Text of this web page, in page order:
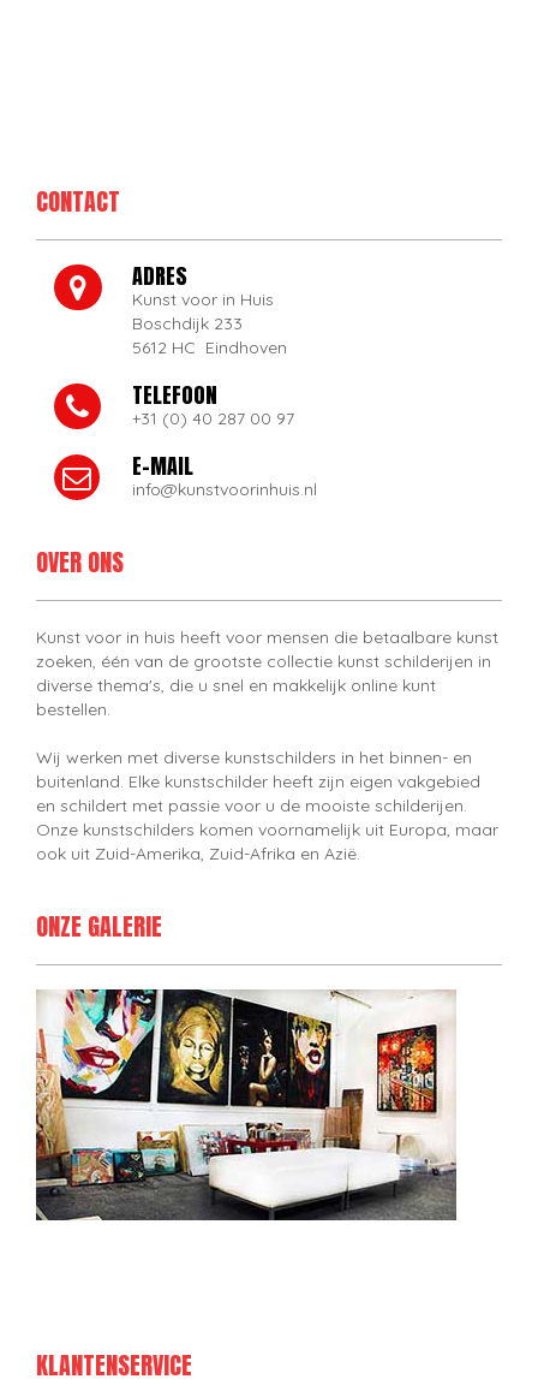
CONTACT
ADRES
Kunst voor in Huis
Boschdijk 233
5612 HC Eindhoven
TELEFOON
+31 (0) 40 287 00 97
E-MAIL
info@kunstvoorinhuis.nl
OVER ONS
Kunst voor in huis heeft voor mensen die betaalbare kunst
zoeken, één van de grootste collectie kunst schilderijen in
diverse thema's, die u snel en makkelijk online kunt
bestellen.
Wij werken met diverse kunstschilders in het binnen- en
buitenland. Elke kunstschilder heeft zijn eigen vakgebied
en schildert met passie voor u de mooiste schilderijen.
Onze kunstschilders komen voornamelijk uit Europa, maar
ook uit Zuid-Amerika, Zuid-Afrika en Azië.
ONZE GALERIE
KLANTENSERVICE